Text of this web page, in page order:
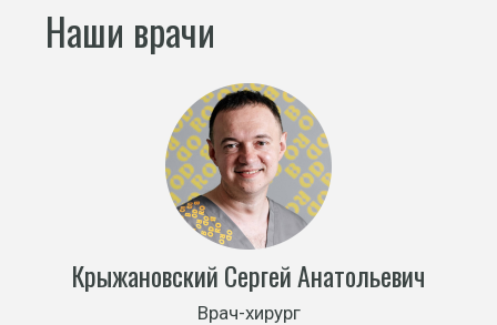
Наши врачи
Крыжановский Сергей Анатольевич
Врач-хирург